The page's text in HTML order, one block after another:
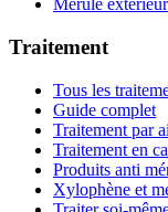
Mérule extérieur
Traitement
Tous les
Guide complet
Traitement par
Traitement en
Produits anti
Xylophène et